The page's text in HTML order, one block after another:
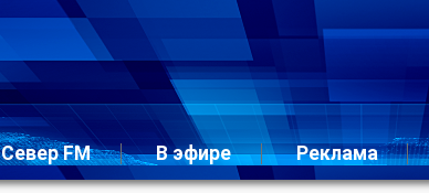
Север FM В эфире Реклама